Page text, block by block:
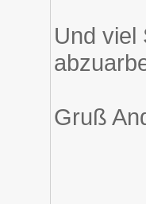
Und viel
Gruß